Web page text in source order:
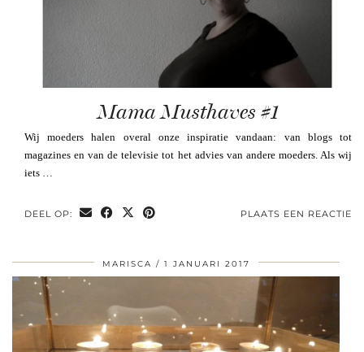
Mama Musthaves #1
Wij moeders halen overal onze inspiratie vandaan: van blogs tot
magazines en van de televisie tot het advies van andere moeders. Als wij
iets …
DEEL OP: PLAATS EEN REACTIE
MARISCA 1 JANUARI 2017